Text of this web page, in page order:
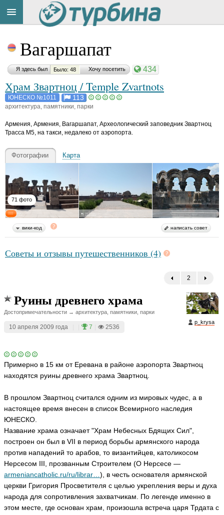
Вагаршапат
Я здесь был Было: 48 Хочу посетить 434
Храм Звартноц / Temple Zvartnots
ЮНЕСКО №1011 113
архитектура, памятники, парки
Армения, Армения, Вагаршапат, Археологический заповедник Звартноц
Трасса М5, на такси, недалеко от аэропорта.
Фотографии Карта
71 фото
вики-код написать совет
Советы и отзывы путешественников (4)
2
p_krysa
Руины древнего храма
Н
и
к
л
а
Д
о
о
в
D
o
n
ni
c
Достопримечательности → архитектура, памятники, парки
10 апреля 2009 года 7 2536
Примерно в 15 км от Еревана в районе аэропорта Звартноц
находятся руины древнего храма Звартноц.
В прошлом Звартноц считался одним из мировых чудес, а в
настоящее время внесен в список Всемирного наследия
ЮНЕСКО.
Название храма означает "Храм Небесных Бдящих Сил",
построен он был в VII в период борьбы армянского народа
против нападений то арабов, то византийцев, католикосом
Нерсесом III, прозванным Строителем (О Нерсесе —
armeniancatholic.ru/ru/librar… ), в честь основателя армянской
церкви Григория Просветителя с целью укрепления веры и духа
народа для сопротивления захватчикам. По легенде именно в
этом месте, где основан храм, произошла встреча царя Трдата с
на
сайте:
Button